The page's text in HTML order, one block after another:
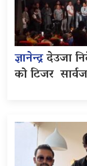
ज्ञानेन्द्रदेउजा
को टिजर